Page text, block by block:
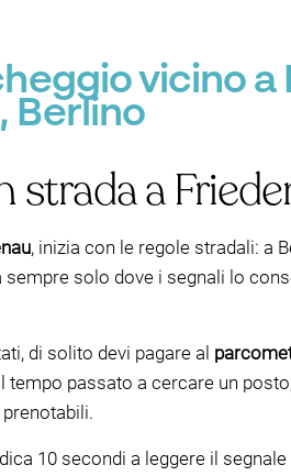
vicino
Berlino
strada a
, inizia con le regole stradali: a
solo dove i segnali lo
di solito devi pagare al
tempo passato a cercare un
10 secondi a leggere il